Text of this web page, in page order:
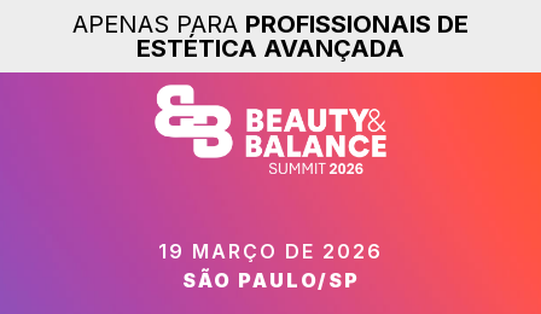
APENAS PARA PROFISSIONAIS DE
ESTÉTICA AVANÇADA
19 MARÇO DE 2026
SÃO PAULO/SP